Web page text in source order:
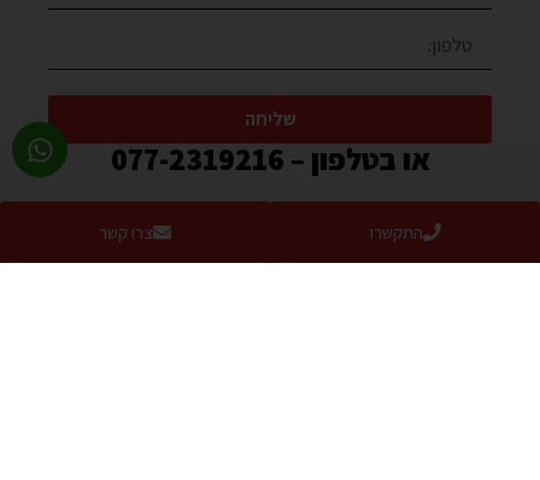
שליחה
או בטלפון – 077-2319216
התקשרו צרו קשר